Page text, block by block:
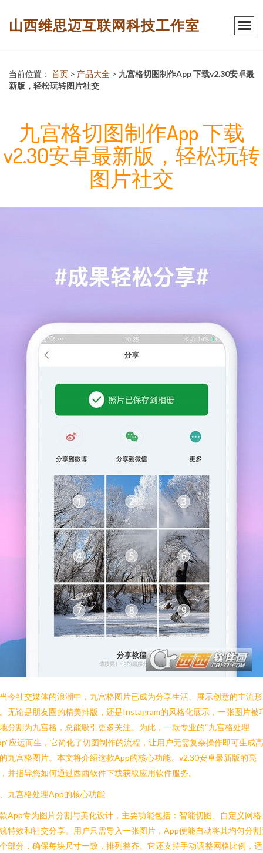
山西维思迈互联网科技工作室
当前位置： 首页 > 产品大全 > 九宫格切图制作App 下载v2.30安卓最
新版，轻松玩转图片社交
九宫格切图制作App 下载
v2.30安卓最新版，轻松玩转
图片社交
今社交媒体的浪潮中，九宫格图片已成为分享生活、展示创意的主流形
无论是朋友圈的精美排版，还是Instagram的风格化展示，一张图片被
分割为九宫格，总能吸引更多关注。为此，一款专业的“九宫格处理
应运而生，它简化了切图制作的流程，让用户无需复杂操作即可生成
九宫格图片。本文将介绍这款App的核心功能、v2.30安卓最新版的亮
并指导您如何通过西西软件下载获取应用软件服务。
九宫格处理App的核心功能
App专为图片分割与美化设计，主要功能包括：智能切图、自定义网格
特效和社交分享。用户只需导入一张图片，App便能自动将其均匀分割
部分，确保每块尺寸一致，排列整齐。它还支持手动调整网格比例，